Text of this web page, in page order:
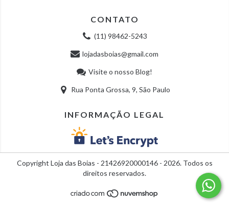
CONTATO
(11) 98462-5243
lojadasboias@gmail.com
Visite o nosso Blog!
Rua Ponta Grossa, 9, São Paulo
INFORMAÇÃO LEGAL
Copyright Loja das Boias - 21426920000146 - 2026. Todos os
direitos reservados.